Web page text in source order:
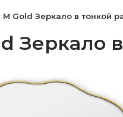
M Gold Зеркало в тонкой
Зеркало